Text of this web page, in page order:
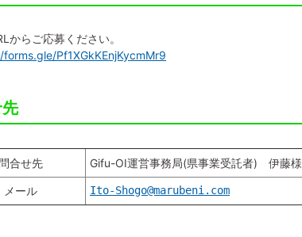
からご応募ください。
Pf1XGkKEnjKycmMr9
問合せ先 Gifu-OI運営事務局(県事業受託者) 伊藤様
メール Ito-Shogo@marubeni.com